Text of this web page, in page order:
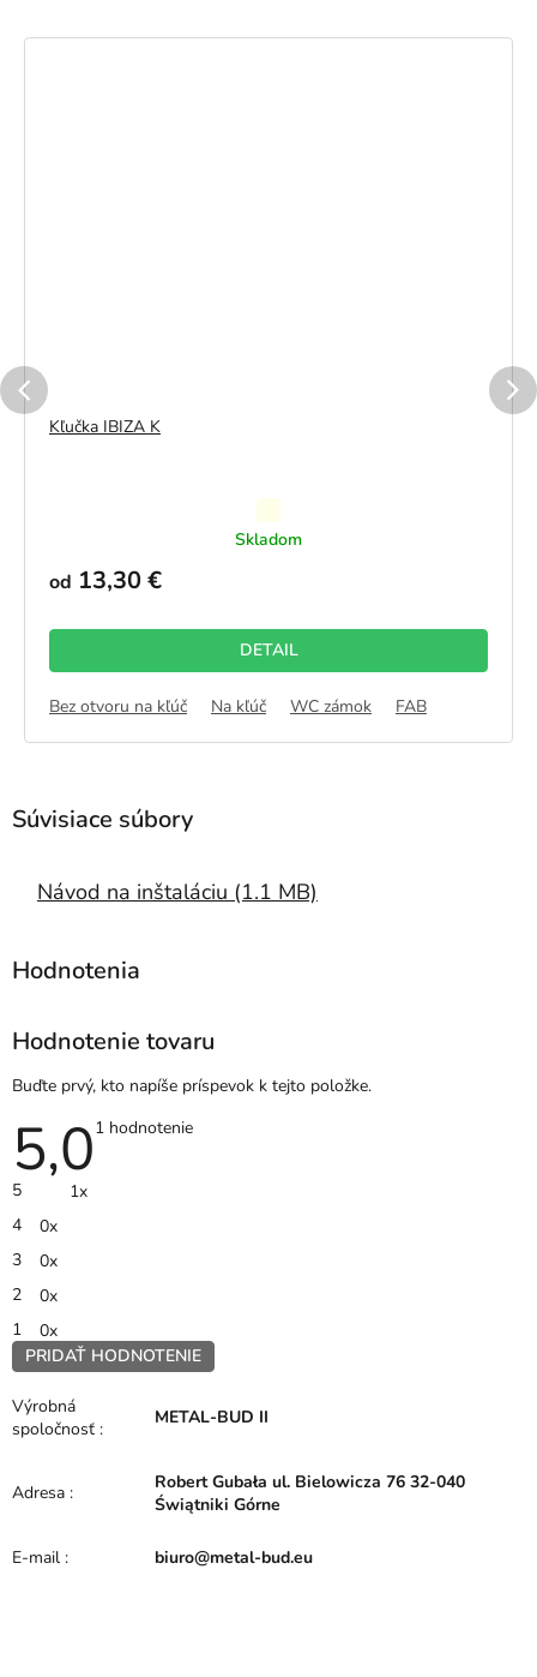
Kľučka IBIZA K
hodnotenie
z
5
hviezdičiek.
Skladom
od 13,30 €
DETAIL
Bez otvoru na kľúč Na kľúč WC zámok FAB
Návod na inštaláciu (1.1 MB)
Hodnotenie tovaru
Buďte prvý, kto napíše príspevok k tejto položke.
5,0Priemerné
1 hodnotenie
5
1x
4
0x
3
0x
2
0x
1
0x
PRIDAŤ HODNOTENIE
V
ý
p
h
n
Výrobná
spoločnosť :
METAL-BUD II
Adresa :
Robert Gubała ul. Bielowicza 76 32-040
Świątniki Górne
E-mail : biuro@metal-bud.eu